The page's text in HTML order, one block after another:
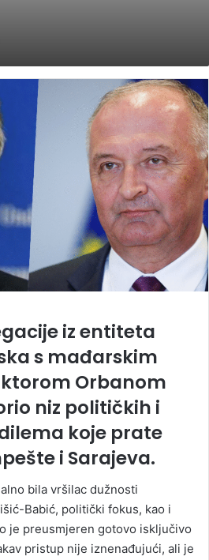
iz entiteta
s mađarskim
Orbanom
niz političkih i
koje prate
i Sarajeva.
bila vršilac dužnosti
Babić, politički fokus, kao i
je preusmjeren gotovo isključivo
pristup nije iznenađujući, ali je